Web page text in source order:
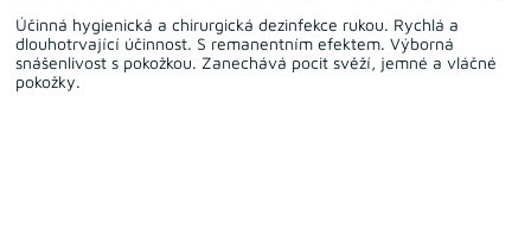
Účinná hygienická a chirurgická dezinfekce rukou. Rychlá a
dlouhotrvající účinnost. S remanentním efektem. Výborná
snášenlivost s pokožkou. Zanechává pocit svěží, jemné a vláčné
pokožky.